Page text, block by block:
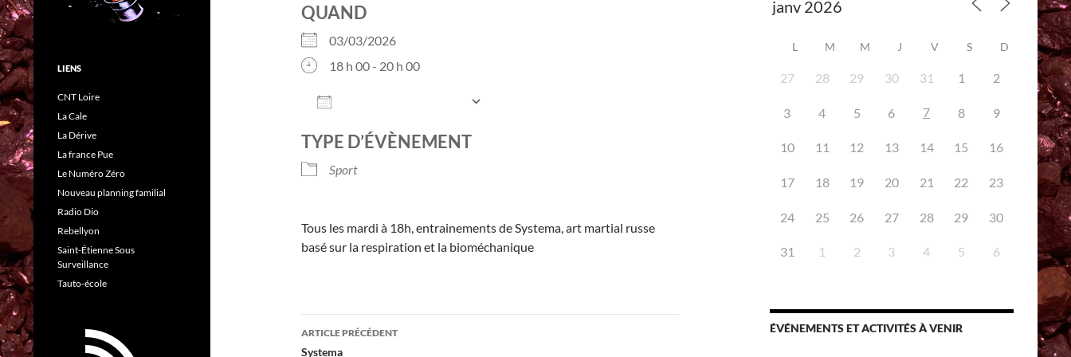
QUAND
03/03/2026
18 h 00 - 20 h 00
Office 365
TYPE D’ÉVÈNEMENT
Sport
Tous les mardi à 18h, entrainements de Systema, art martial russe
basé sur la respiration et la bioméchanique
Navigation
ARTICLE PRÉCÉDENT
Systema
L M M J V S D
27 28 29 30 31 1 2
3 4 5 6 7 8 9
10 11 12 13 14 15 16
17 18 19 20 21 22 23
24 25 26 27 28 29 30
31 1 2 3 4 5 6
ÉVÉNEMENTS ET ACTIVITÉS À VENIR
LIENS
CNT Loire
La Cale
La Dérive
La france Pue
Le Numéro Zéro
Nouveau planning familial
Radio Dio
Rebellyon
Saint-Étienne Sous
Surveillance
Tauto-école